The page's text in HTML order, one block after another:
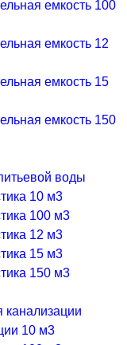
емкость 100
емкость 12
емкость 15
емкость 150
воды
10 м3
100 м3
12 м3
15 м3
150 м3
канализации
10 м3